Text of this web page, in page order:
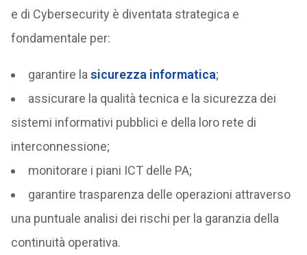
e di Cybersecurity è diventata strategica e
fondamentale per:
garantire la sicurezza informatica;
assicurare la qualità tecnica e la sicurezza dei
sistemi informativi pubblici e della loro rete di
interconnessione;
monitorare i piani ICT delle PA;
garantire trasparenza delle operazioni attraverso
una puntuale analisi dei rischi per la garanzia della
continuità operativa.